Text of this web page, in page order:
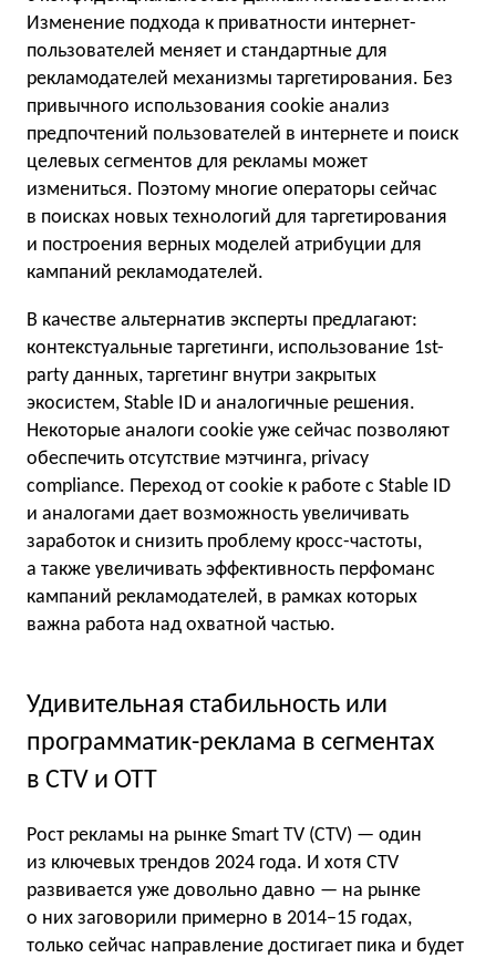
Изменение подхода к приватности интернет-
пользователей меняет и стандартные для
рекламодателей механизмы таргетирования. Без
привычного использования cookie анализ
предпочтений пользователей в интернете и поиск
целевых сегментов для рекламы может
измениться. Поэтому многие операторы сейчас
в поисках новых технологий для таргетирования
и построения верных моделей атрибуции для
кампаний рекламодателей.
В качестве альтернатив эксперты предлагают:
контекстуальные таргетинги, использование 1st-
party данных, таргетинг внутри закрытых
экосистем, Stable ID и аналогичные решения.
Некоторые аналоги cookie уже сейчас позволяют
обеспечить отсутствие мэтчинга, privacy
compliance. Переход от cookie к работе с Stable ID
и аналогами дает возможность увеличивать
заработок и снизить проблему кросс-частоты,
а также увеличивать эффективность перфоманс
кампаний рекламодателей, в рамках которых
важна работа над охватной частью.
Удивительная стабильность или
программатик-реклама в сегментах
в СTV и OTT
Рост рекламы на рынке Smart TV (CTV) — один
из ключевых трендов 2024 года. И хотя CTV
развивается уже довольно давно — на рынке
о них заговорили примерно в 2014−15 годах,
только сейчас направление достигает пика и будет